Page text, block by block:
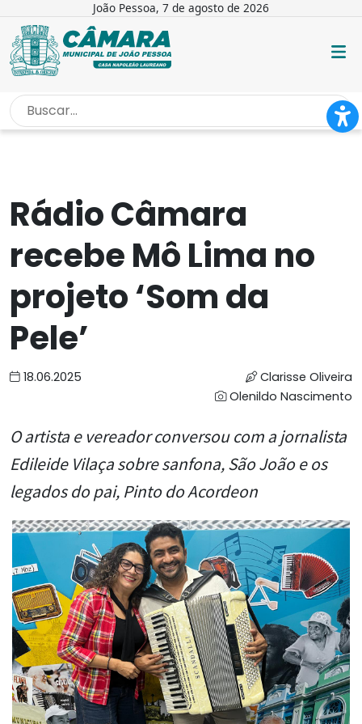
João Pessoa, 7 de agosto de 2026
INÍCIO /
Rádio Câmara
recebe Mô Lima no
projeto ‘Som da
Pele’
18.06.2025
Clarisse Oliveira
Olenildo Nascimento
O artista e vereador conversou com a jornalista
Edileide Vilaça sobre sanfona, São João e os
legados do pai, Pinto do Acordeon